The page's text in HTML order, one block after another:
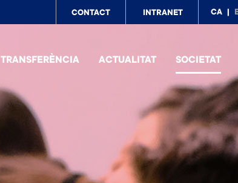
TopCONTACT INTRANET CA
TRANSFERÈNCIA ACTUALITAT SOCIETAT